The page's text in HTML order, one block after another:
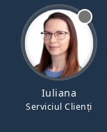
Iuliana
Serviciul Clienți